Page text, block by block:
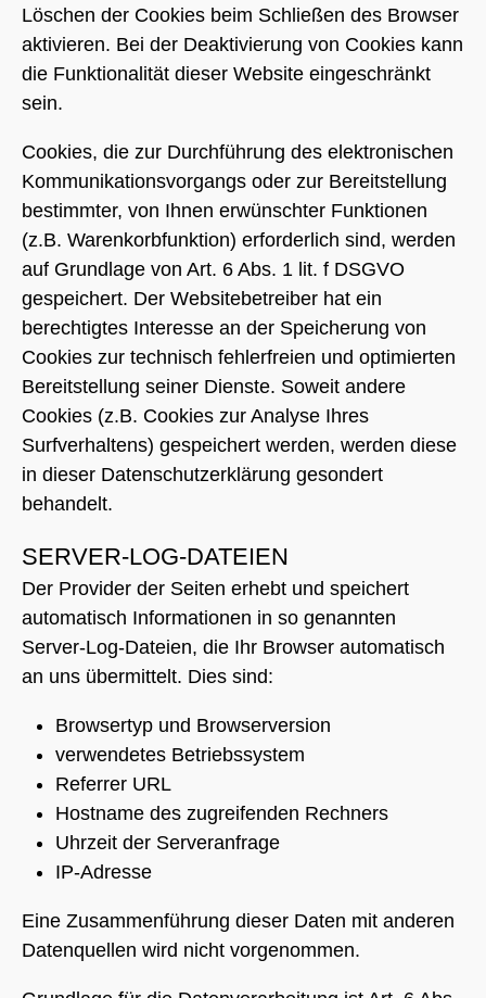
Löschen der Cookies beim Schließen des Browser
aktivieren. Bei der Deaktivierung von Cookies kann
die Funktionalität dieser Website eingeschränkt
sein.
Cookies, die zur Durchführung des elektronischen
Kommunikationsvorgangs oder zur Bereitstellung
bestimmter, von Ihnen erwünschter Funktionen
(z.B. Warenkorbfunktion) erforderlich sind, werden
auf Grundlage von Art. 6 Abs. 1 lit. f DSGVO
gespeichert. Der Websitebetreiber hat ein
berechtigtes Interesse an der Speicherung von
Cookies zur technisch fehlerfreien und optimierten
Bereitstellung seiner Dienste. Soweit andere
Cookies (z.B. Cookies zur Analyse Ihres
Surfverhaltens) gespeichert werden, werden diese
in dieser Datenschutzerklärung gesondert
behandelt.
SERVER-LOG-DATEIEN
Der Provider der Seiten erhebt und speichert
automatisch Informationen in so genannten
Server-Log-Dateien, die Ihr Browser automatisch
an uns übermittelt. Dies sind:
Browsertyp und Browserversion
verwendetes Betriebssystem
Referrer URL
Hostname des zugreifenden Rechners
Uhrzeit der Serveranfrage
IP-Adresse
Eine Zusammenführung dieser Daten mit anderen
Datenquellen wird nicht vorgenommen.